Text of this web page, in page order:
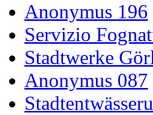
Anonymus 196
Servizio
Stadtwerke
Anonymus 087